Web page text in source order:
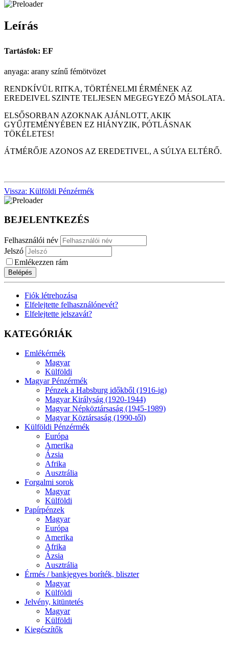
Leírás
Tartásfok: EF
anyaga: arany színű fémötvözet
RENDKÍVÜL RITKA, TÖRTÉNELMI ÉRMÉNEK AZ
EREDEIVEL SZINTE TELJESEN MEGEGYEZŐ MÁSOLATA.
ELSŐSORBAN AZOKNAK AJÁNLOTT, AKIK
GYŰJTEMÉNYÉBEN EZ HIÁNYZIK, PÓTLÁSNAK
TÖKÉLETES!
ÁTMÉRŐJE AZONOS AZ EREDETIVEL, A SÚLYA ELTÉRŐ.
Vissza: Külföldi Pénzérmék
BEJELENTKEZÉS
Felhasználói név
Jelszó
Emlékezzen rám
Belépés
Fiók létrehozása
Elfelejtette felhasználónevét?
Elfelejtette jelszavát?
KATEGÓRIÁK
Emlékérmék
Magyar
Külföldi
Magyar Pénzérmék
Pénzek a Habsburg időkből (1916-ig)
Magyar Királyság (1920-1944)
Magyar Népköztársaság (1945-1989)
Magyar Köztársaság (1990-től)
Külföldi Pénzérmék
Európa
Amerika
Ázsia
Afrika
Ausztrália
Forgalmi sorok
Magyar
Külföldi
Papírpénzek
Magyar
Európa
Amerika
Afrika
Ázsia
Ausztrália
Érmés / bankjegyes boríték, bliszter
Magyar
Külföldi
Jelvény, kitüntetés
Magyar
Külföldi
Kiegészítők